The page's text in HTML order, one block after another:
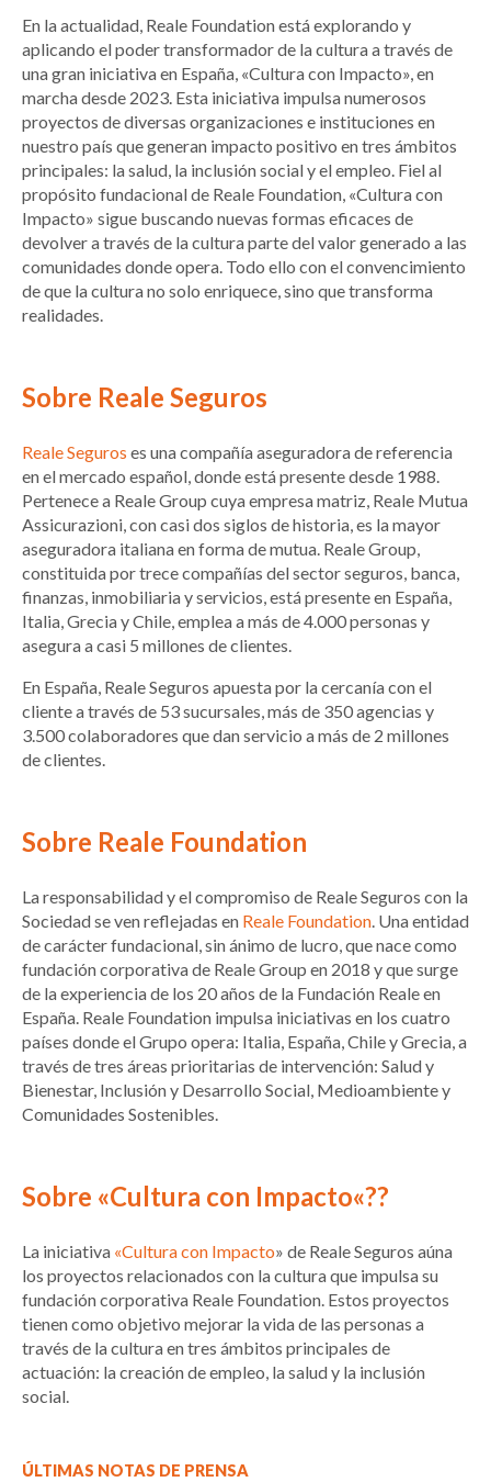
En la actualidad, Reale Foundation está explorando y
aplicando el poder transformador de la cultura a través de
una gran iniciativa en España, «Cultura con Impacto», en
marcha desde 2023. Esta iniciativa impulsa numerosos
proyectos de diversas organizaciones e instituciones en
nuestro país que generan impacto positivo en tres ámbitos
principales: la salud, la inclusión social y el empleo. Fiel al
propósito fundacional de Reale Foundation, «Cultura con
Impacto» sigue buscando nuevas formas eficaces de
devolver a través de la cultura parte del valor generado a las
comunidades donde opera. Todo ello con el convencimiento
de que la cultura no solo enriquece, sino que transforma
realidades.
Sobre Reale Seguros
Reale Seguros es una compañía aseguradora de referencia
en el mercado español, donde está presente desde 1988.
Pertenece a Reale Group cuya empresa matriz, Reale Mutua
Assicurazioni, con casi dos siglos de historia, es la mayor
aseguradora italiana en forma de mutua. Reale Group,
constituida por trece compañías del sector seguros, banca,
finanzas, inmobiliaria y servicios, está presente en España,
Italia, Grecia y Chile, emplea a más de 4.000 personas y
asegura a casi 5 millones de clientes.
En España, Reale Seguros apuesta por la cercanía con el
cliente a través de 53 sucursales, más de 350 agencias y
3.500 colaboradores que dan servicio a más de 2 millones
de clientes.
Sobre Reale Foundation
La responsabilidad y el compromiso de Reale Seguros con la
Sociedad se ven reflejadas en Reale Foundation. Una entidad
de carácter fundacional, sin ánimo de lucro, que nace como
fundación corporativa de Reale Group en 2018 y que surge
de la experiencia de los 20 años de la Fundación Reale en
España. Reale Foundation impulsa iniciativas en los cuatro
países donde el Grupo opera: Italia, España, Chile y Grecia, a
través de tres áreas prioritarias de intervención: Salud y
Bienestar, Inclusión y Desarrollo Social, Medioambiente y
Comunidades Sostenibles.
Sobre «Cultura con Impacto«??
La iniciativa «Cultura con Impacto» de Reale Seguros aúna
los proyectos relacionados con la cultura que impulsa su
fundación corporativa Reale Foundation. Estos proyectos
tienen como objetivo mejorar la vida de las personas a
través de la cultura en tres ámbitos principales de
actuación: la creación de empleo, la salud y la inclusión
social.
ÚLTIMAS NOTAS DE PRENSA